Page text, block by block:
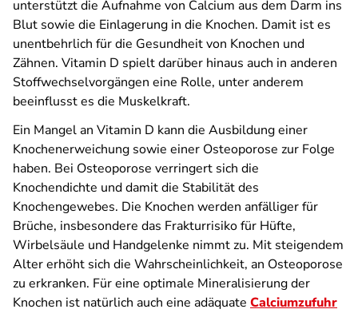
unterstützt die Aufnahme von Calcium aus dem Darm ins
Blut sowie die Einlagerung in die Knochen. Damit ist es
unentbehrlich für die Gesundheit von Knochen und
Zähnen. Vitamin D spielt darüber hinaus auch in anderen
Stoffwechselvorgängen eine Rolle, unter anderem
beeinflusst es die Muskelkraft.
Ein Mangel an Vitamin D kann die Ausbildung einer
Knochenerweichung sowie einer Osteoporose zur Folge
haben. Bei Osteoporose verringert sich die
Knochendichte und damit die Stabilität des
Knochengewebes. Die Knochen werden anfälliger für
Brüche, insbesondere das Frakturrisiko für Hüfte,
Wirbelsäule und Handgelenke nimmt zu. Mit steigendem
Alter erhöht sich die Wahrscheinlichkeit, an Osteoporose
zu erkranken. Für eine optimale Mineralisierung der
Knochen ist natürlich auch eine adäquate Calciumzufuhr